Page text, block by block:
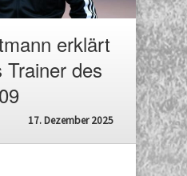
erklärt
des
17. Dezember 2025